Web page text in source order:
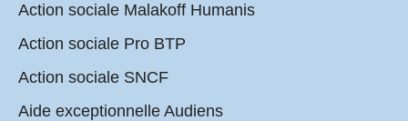
Action sociale Malakoff Humanis
Action sociale Pro BTP
Action sociale SNCF
Aide exceptionnelle Audiens